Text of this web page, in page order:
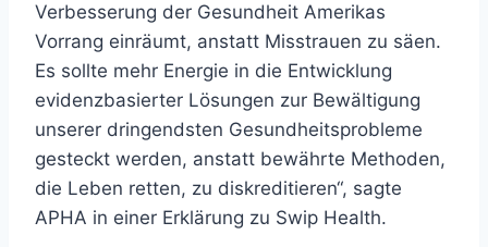
Verbesserung der Gesundheit Amerikas
Vorrang einräumt, anstatt Misstrauen zu säen.
Es sollte mehr Energie in die Entwicklung
evidenzbasierter Lösungen zur Bewältigung
unserer dringendsten Gesundheitsprobleme
gesteckt werden, anstatt bewährte Methoden,
die Leben retten, zu diskreditieren“, sagte
APHA in einer Erklärung zu Swip Health.